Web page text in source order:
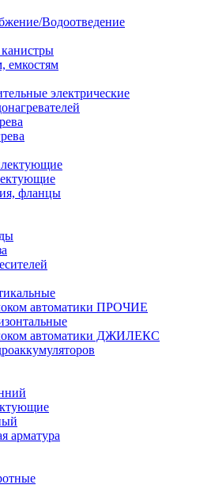
Водоотведение
емкостям
электрические
фланцы
автоматики ПРОЧИЕ
автоматики ДЖИЛЕКС
арматура